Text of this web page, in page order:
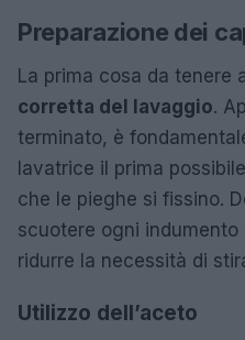
Preparazione dei
La prima cosa da tenere
corretta del lavaggio.
terminato, è
lavatrice il prima
che le pieghe si fissino.
scuotere ogni
ridurre la necessità di
Utilizzo dell’aceto